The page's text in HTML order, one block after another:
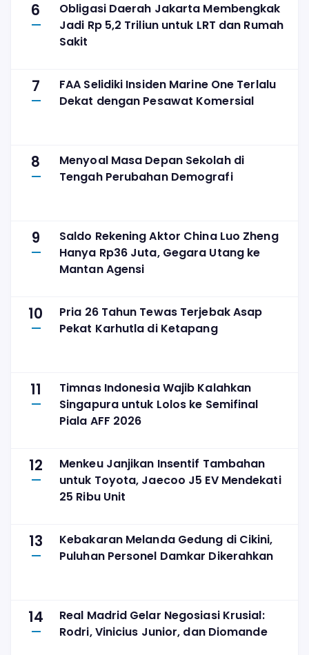
6
Obligasi Daerah Jakarta Membengkak
Jadi Rp 5,2 Triliun untuk LRT dan Rumah
Sakit
7
FAA Selidiki Insiden Marine One Terlalu
Dekat dengan Pesawat Komersial
8
Menyoal Masa Depan Sekolah di
Tengah Perubahan Demografi
9
Saldo Rekening Aktor China Luo Zheng
Hanya Rp36 Juta, Gegara Utang ke
Mantan Agensi
10
Pria 26 Tahun Tewas Terjebak Asap
Pekat Karhutla di Ketapang
11
Timnas Indonesia Wajib Kalahkan
Singapura untuk Lolos ke Semifinal
Piala AFF 2026
12
Menkeu Janjikan Insentif Tambahan
untuk Toyota, Jaecoo J5 EV Mendekati
25 Ribu Unit
13
Kebakaran Melanda Gedung di Cikini,
Puluhan Personel Damkar Dikerahkan
14
Real Madrid Gelar Negosiasi Krusial:
Rodri, Vinicius Junior, dan Diomande